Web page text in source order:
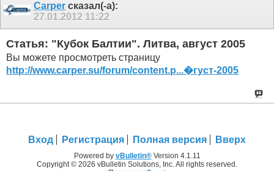
Carper сказал(-а):
27.01.2012 11:22
Статья: "Кубок Балтии". Литва, август 2005
Вы можете просмотреть страницу
http://www.carper.su/forum/content.p...�густ-2005
Вход Регистрация Полная версия Вверх
Powered by vBulletin®Version 4.1.11
Copyright © 2026 vBulletin Solutions, Inc. All rights reserved.